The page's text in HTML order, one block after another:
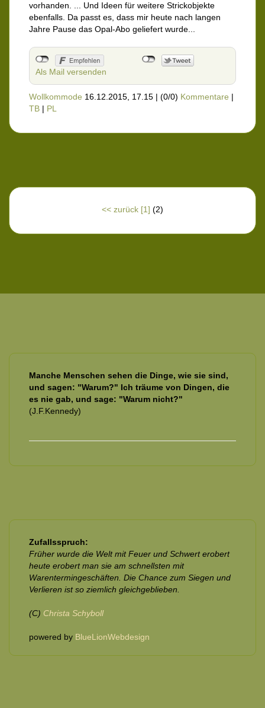
vorhanden. ... Und Ideen für weitere Strickobjekte
ebenfalls. Da passt es, dass mir heute nach langen
Jahre Pause das Opal-Abo geliefert wurde...
Als Mail versenden
Wollkommode 16.12.2015, 17.15 | (0/0) Kommentare |
TB | PL
<< zurück [1] (2)
Manche Menschen sehen die Dinge, wie sie sind,
und sagen: "Warum?" Ich träume von Dingen, die
es nie gab, und sage: "Warum nicht?"
(J.F.Kennedy)
Zufallsspruch:
Früher wurde die Welt mit Feuer und Schwert erobert
heute erobert man sie am schnellsten mit
Warentermingeschäften. Die Chance zum Siegen und
Verlieren ist so ziemlich gleichgeblieben.
(C) Christa Schyboll
powered by BlueLionWebdesign